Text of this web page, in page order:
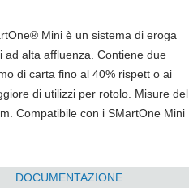
Mini è un sistema di eroga
alta affluenza. Contiene due
di carta fino al 40% rispett o ai
di utilizzi per rotolo. Misure del
Compatibile con i SMartOne Mini
DOCUMENTAZIONE